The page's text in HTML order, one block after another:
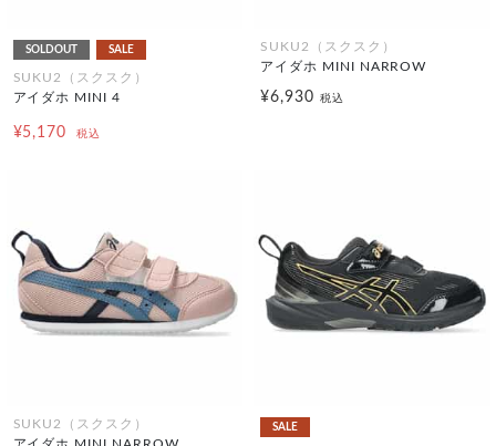
SOLDOUT SALE
SUKU2（スクスク）
アイダホ MINI 4
¥5,170 税込
SUKU2（スクスク）
アイダホ MINI NARROW
¥6,930 税込
SUKU2（スクスク）
SALE